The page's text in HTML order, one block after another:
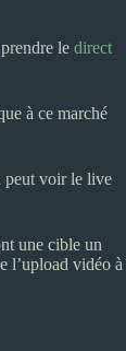
le direct
à ce marché
peut voir le live
une cible un
l’upload vidéo à